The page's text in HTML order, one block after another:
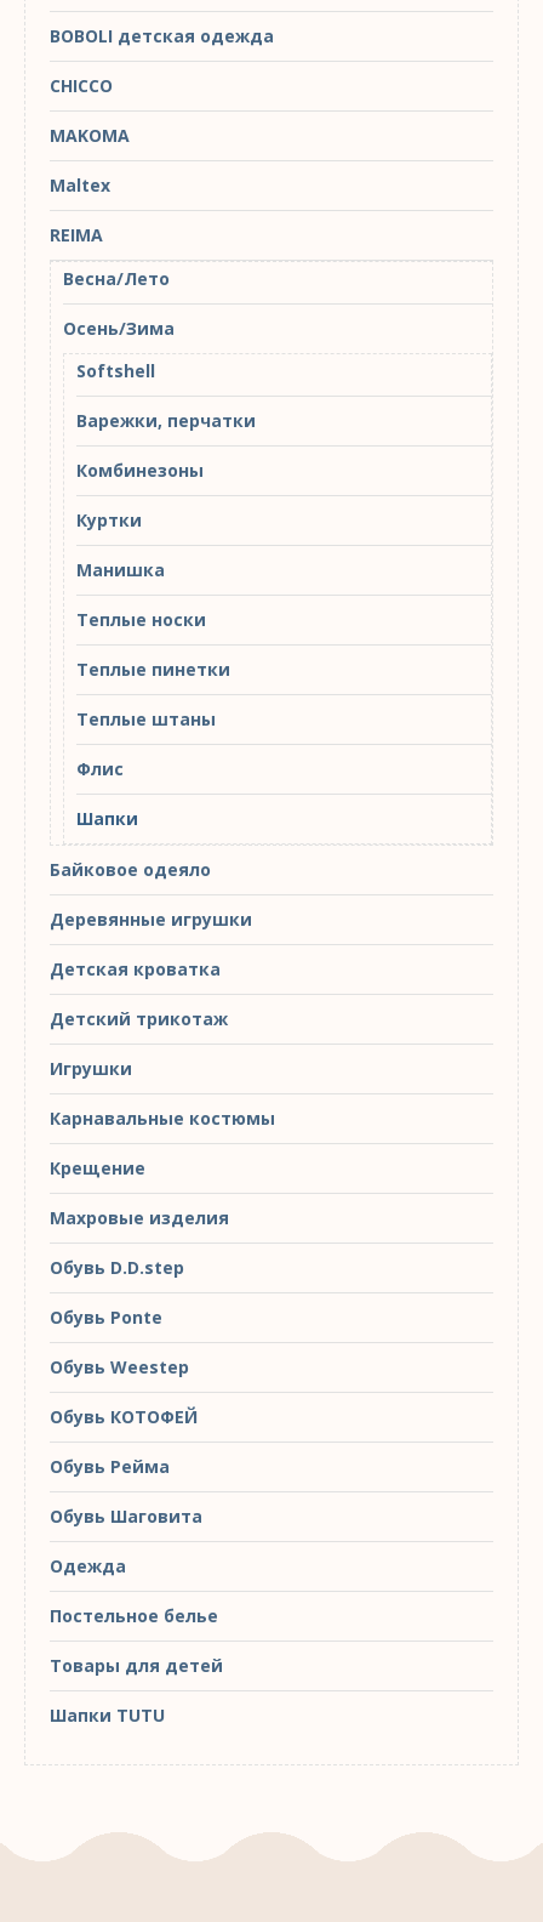
BOBOLI детская одежда
CHICCO
MAKOMA
Maltex
REIMA
Весна/Лето
Осень/Зима
Softshell
Варежки, перчатки
Комбинезоны
Куртки
Манишка
Теплые носки
Теплые пинетки
Теплые штаны
Флис
Шапки
Байковое одеяло
Деревянные игрушки
Детская кроватка
Детский трикотаж
Игрушки
Карнавальные костюмы
Крещение
Махровые изделия
Обувь D.D.step
Обувь Ponte
Обувь Weestep
Обувь КОТОФЕЙ
Обувь Рейма
Обувь Шаговита
Одежда
Постельное белье
Товары для детей
Шапки TUTU